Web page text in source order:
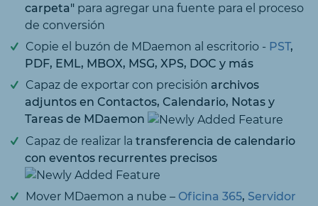
carpeta" para agregar una fuente para el proceso
de conversión
Copie el buzón de MDaemon al escritorio - PST,
PDF, EML, MBOX, MSG, XPS, DOC y más
Capaz de exportar con precisión archivos
adjuntos en Contactos, Calendario, Notas y
Tareas de MDaemon
Capaz de realizar la transferencia de calendario
con eventos recurrentes precisos
Mover MDaemon a nube – Oficina 365, Servidor